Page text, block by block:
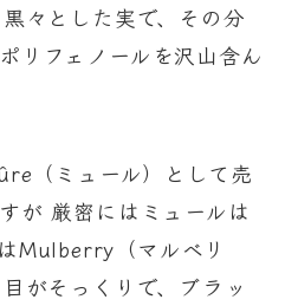
々とした実で、その分
リフェノールを沢山含ん
（ミュール）として売
が 厳密にはミュールは
Mulberry（マルベリ
がそっくりで、ブラッ